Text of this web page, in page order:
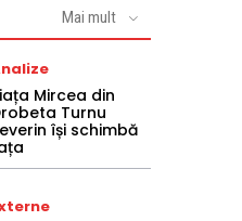
Mai mult
Mircea din
Turnu
își schimbă